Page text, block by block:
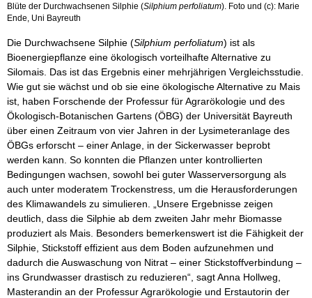
Blüte der Durchwachsenen Silphie (Silphium perfoliatum). Foto und (c): Marie
Ende, Uni Bayreuth
Die Durchwachsene Silphie (Silphium perfoliatum) ist als
Bioenergiepflanze eine ökologisch vorteilhafte Alternative zu
Silomais. Das ist das Ergebnis einer mehrjährigen Vergleichsstudie.
Wie gut sie wächst und ob sie eine ökologische Alternative zu Mais
ist, haben Forschende der Professur für Agrarökologie und des
Ökologisch-Botanischen Gartens (ÖBG) der Universität Bayreuth
über einen Zeitraum von vier Jahren in der Lysimeteranlage des
ÖBGs erforscht – einer Anlage, in der Sickerwasser beprobt
werden kann. So konnten die Pflanzen unter kontrollierten
Bedingungen wachsen, sowohl bei guter Wasserversorgung als
auch unter moderatem Trockenstress, um die Herausforderungen
des Klimawandels zu simulieren. „Unsere Ergebnisse zeigen
deutlich, dass die Silphie ab dem zweiten Jahr mehr Biomasse
produziert als Mais. Besonders bemerkenswert ist die Fähigkeit der
Silphie, Stickstoff effizient aus dem Boden aufzunehmen und
dadurch die Auswaschung von Nitrat – einer Stickstoffverbindung –
ins Grundwasser drastisch zu reduzieren“, sagt Anna Hollweg,
Masterandin an der Professur Agrarökologie und Erstautorin der